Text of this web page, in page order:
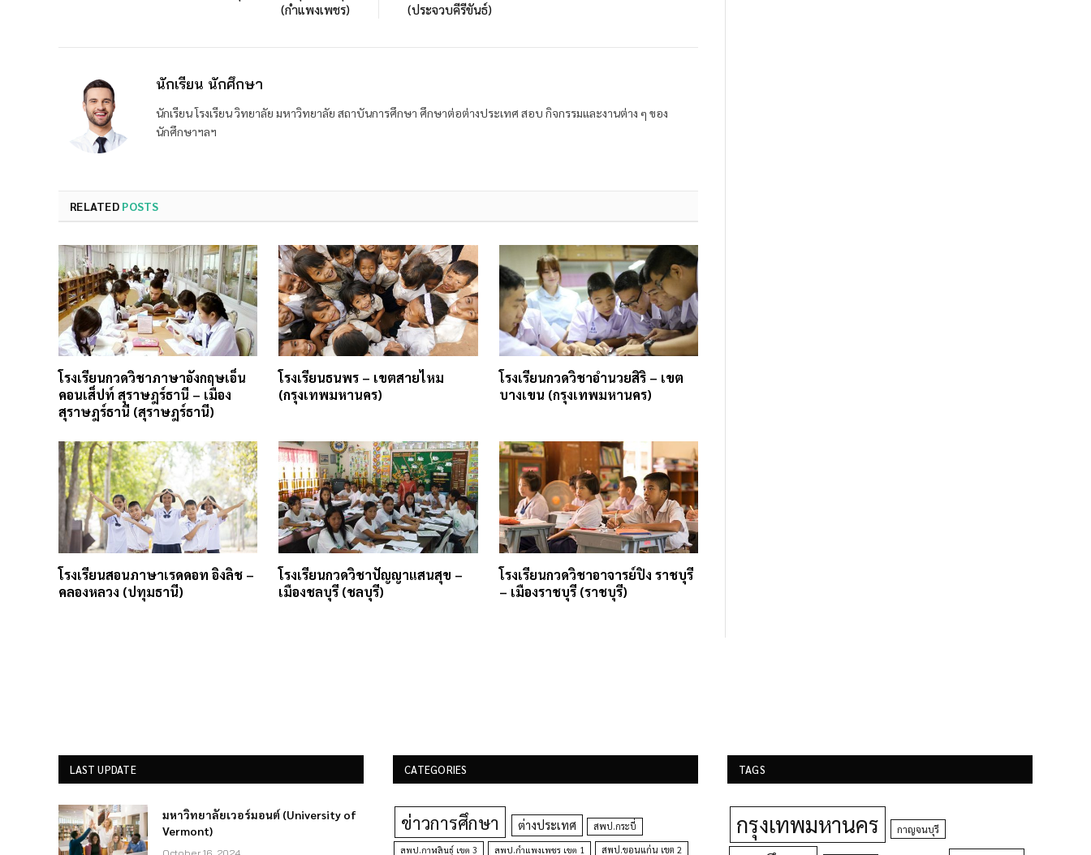
(กำแพงเพชร)
(ประจวบคีรีขันธ์)
นักเรียน นักศึกษา
นักเรียน โรงเรียน วิทยาลัย มหาวิทยาลัย สถาบันการศึกษา ศึกษาต่อต่างประเทศ สอบ กิจกรรมและงานต่าง ๆ ของ
นักศึกษาฯลฯ
RELATED POSTS
โรงเรียนกวดวิชาภาษาอังกฤษเอ็น
คอนเส็ปท์ สุราษฎร์ธานี – เมือง
สุราษฎร์ธานี (สุราษฎร์ธานี)
โรงเรียนธนพร – เขตสายไหม
(กรุงเทพมหานคร)
โรงเรียนกวดวิชาอำนวยสิริ – เขต
บางเขน (กรุงเทพมหานคร)
โรงเรียนสอนภาษาเรดดอท อิงลิช –
คลองหลวง (ปทุมธานี)
โรงเรียนกวดวิชาปัญญาแสนสุข –
เมืองชลบุรี (ชลบุรี)
โรงเรียนกวดวิชาอาจารย์ปิง ราชบุรี
– เมืองราชบุรี (ราชบุรี)
LAST UPDATE
มหาวิทยาลัยเวอร์มอนต์ (University of
Vermont)
CATEGORIES
ข่าวการศึกษา ต่างประเทศ สพป.กระบี่
สพป.กาฬสินธุ์ เขต 3 สพป.กำแพงเพชร เขต 1 สพป.ขอนแก่น เขต 2
TAGS
กรุงเทพมหานคร กาญจนบุรี